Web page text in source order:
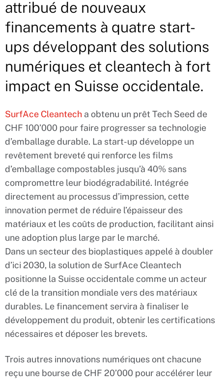
attribué de nouveaux
financements à quatre start-
ups développant des solutions
numériques et cleantech à fort
impact en Suisse occidentale.
SurfAce Cleantech a obtenu un prêt Tech Seed de
CHF 100’000 pour faire progresser sa technologie
d’emballage durable. La start-up développe un
revêtement breveté qui renforce les films
d’emballage compostables jusqu’à 40% sans
compromettre leur biodégradabilité. Intégrée
directement au processus d’impression, cette
innovation permet de réduire l’épaisseur des
matériaux et les coûts de production, facilitant ainsi
une adoption plus large par le marché.
Dans un secteur des bioplastiques appelé à doubler
d’ici 2030, la solution de SurfAce Cleantech
positionne la Suisse occidentale comme un acteur
clé de la transition mondiale vers des matériaux
durables. Le financement servira à finaliser le
développement du produit, obtenir les certifications
nécessaires et déposer les brevets.
Trois autres innovations numériques ont chacune
reçu une bourse de CHF 20’000 pour accélérer leur